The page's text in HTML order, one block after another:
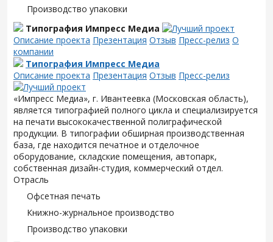
Производство упаковки
Типография Импресс Медиа
Описание проекта Презентация Отзыв Пресс-релиз О
компании
Типография Импресс Медиа
Описание проекта Презентация Отзыв Пресс-релиз
«Импресс Медиа», г. Ивантеевка (Московская область),
является типографией полного цикла и специализируется
на печати высококачественной полиграфической
продукции. В типографии обширная производственная
база, где находится печатное и отделочное
оборудование, складские помещения, автопарк,
собственная дизайн-студия, коммерческий отдел.
Отрасль
Офсетная печать
Книжно-журнальное производство
Производство упаковки